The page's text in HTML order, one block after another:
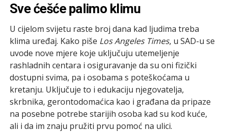
Sve ćešće palimo klimu
U cijelom svijetu raste broj dana kad ljudima treba
klima uređaj. Kako piše Los Angeles Times, u SAD-u se
uvode nove mjere koje uključuju utemeljenje
rashladnih centara i osiguravanje da su oni fizički
dostupni svima, pa i osobama s poteškoćama u
kretanju. Uključuje to i edukaciju njegovatelja,
skrbnika, gerontodomaćica kao i građana da pripaze
na posebne potrebe starijih osoba kad su kod kuće,
ali i da im znaju pružiti prvu pomoć na ulici.